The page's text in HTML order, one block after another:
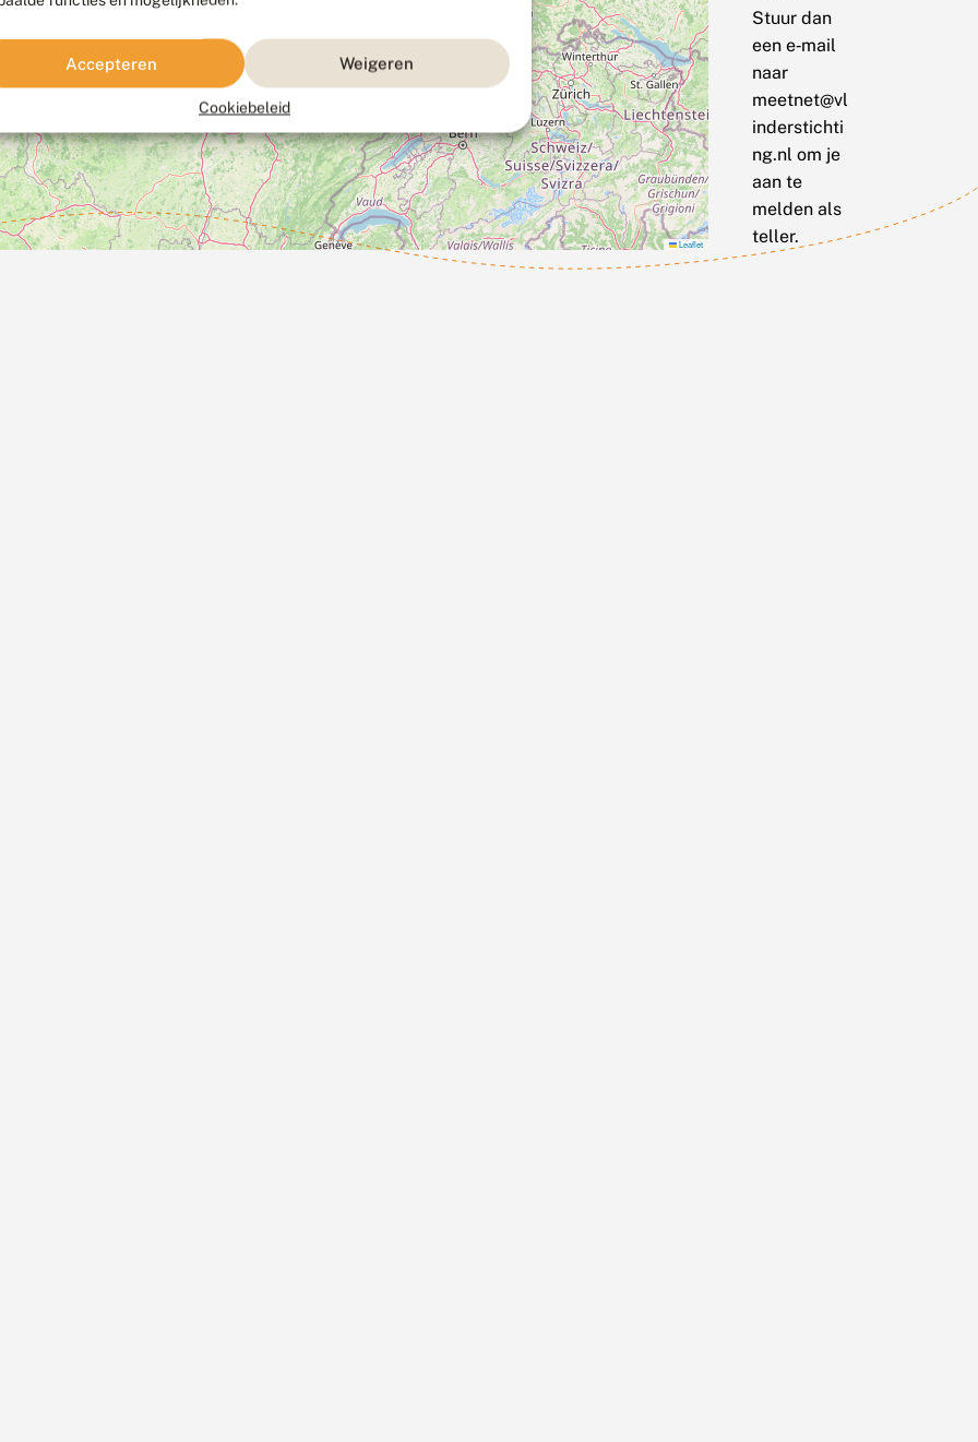
Accepteren Weigeren
Cookiebeleid
Leaflet
Stuur dan
een e‑mail
naar
meetnet@vl
inderstichti
ng.nl om je
aan te
melden als
teller.